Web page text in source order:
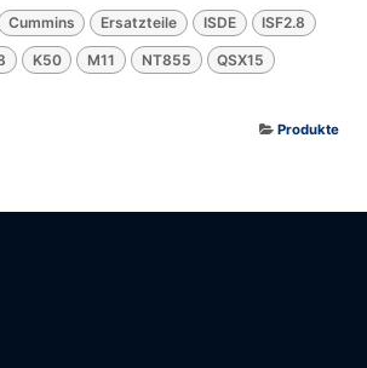
Cummins Ersatzteile ISDE ISF2.8
K50 M11 NT855 QSX15
Produkte